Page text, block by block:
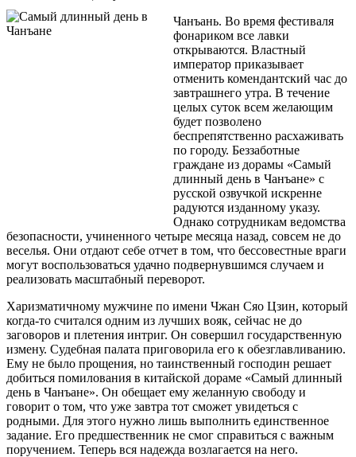
Чанъань. Во время фестиваля
фонариком все лавки
открываются. Властный
император приказывает
отменить комендантский час до
завтрашнего утра. В течение
целых суток всем желающим
будет позволено
беспрепятственно расхаживать
по городу. Беззаботные
граждане из дорамы «Самый
длинный день в Чанъане» с
русской озвучкой искренне
радуются изданному указу.
Однако сотрудникам ведомства
безопасности, учиненного четыре месяца назад, совсем не до
веселья. Они отдают себе отчет в том, что бессовестные враги
могут воспользоваться удачно подвернувшимся случаем и
реализовать масштабный переворот.
Харизматичному мужчине по имени Чжан Сяо Цзин, который
когда-то считался одним из лучших вояк, сейчас не до
заговоров и плетения интриг. Он совершил государственную
измену. Судебная палата приговорила его к обезглавливанию.
Ему не было прощения, но таинственный господин решает
добиться помилования в китайской дораме «Самый длинный
день в Чанъане». Он обещает ему желанную свободу и
говорит о том, что уже завтра тот сможет увидеться с
родными. Для этого нужно лишь выполнить единственное
задание. Его предшественник не смог справиться с важным
поручением. Теперь вся надежда возлагается на него.